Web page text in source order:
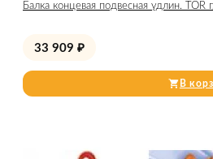
Балка концевая подвесная удлин.
33 909 ₽
В